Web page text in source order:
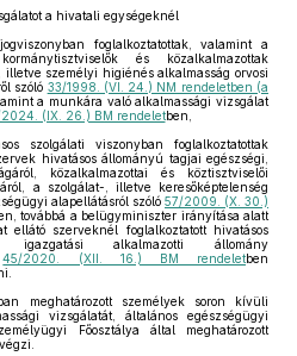
a hivatali egységeknél
foglalkoztatottak, valamint a
és közalkalmazottak
személyi higiénés alkalmasság orvosi
szóló 33/1998. (VI. 24.) NM rendeletben (a
a munkára való alkalmassági vizsgálat
(IX. 26.) BM rendeletben,
szolgálati viszonyban foglalkoztatottak
hivatásos állományú tagjai egészségi,
közalkalmazottai és köztisztviselői
a szolgálat-, illetve keresőképtelenség
alapellátásról szóló 57/2009. (X. 30.)
továbbá a belügyminiszter irányítása alatt
ellátó szerveknél foglalkoztatott hivatásos
alkalmazotti állomány
45/2020. (XII. 16.) BM rendeletben
meghatározott személyek soron kívüli
vizsgálatát, általános egészségügyi
Főosztálya által meghatározott